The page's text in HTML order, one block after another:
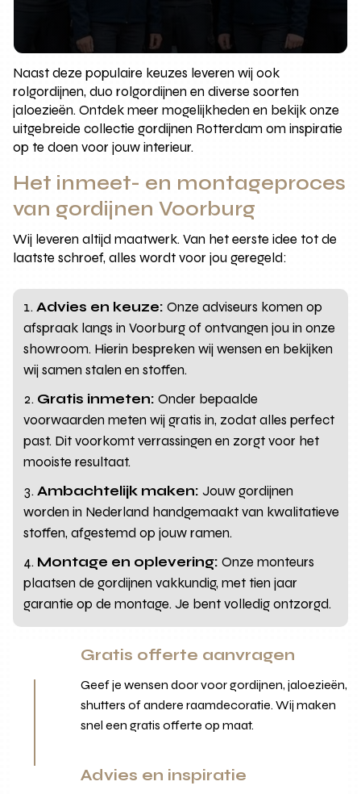
Naast deze populaire keuzes leveren wij ook
rolgordijnen, duo rolgordijnen en diverse soorten
jaloezieën. Ontdek meer mogelijkheden en bekijk onze
uitgebreide collectie gordijnen Rotterdam om inspiratie
op te doen voor jouw interieur.
Het inmeet- en montageproces
van gordijnen Voorburg
Wij leveren altijd maatwerk. Van het eerste idee tot de
laatste schroef, alles wordt voor jou geregeld:
Advies en keuze: Onze adviseurs komen op
afspraak langs in Voorburg of ontvangen jou in onze
showroom. Hierin bespreken wij wensen en bekijken
wij samen stalen en stoffen.
Gratis inmeten: Onder bepaalde
voorwaarden meten wij gratis in, zodat alles perfect
past. Dit voorkomt verrassingen en zorgt voor het
mooiste resultaat.
Ambachtelijk maken: Jouw gordijnen
worden in Nederland handgemaakt van kwalitatieve
stoffen, afgestemd op jouw ramen.
Montage en oplevering: Onze monteurs
plaatsen de gordijnen vakkundig, met tien jaar
garantie op de montage. Je bent volledig ontzorgd.
Gratis offerte aanvragen
Geef je wensen door voor gordijnen, jaloezieën,
shutters of andere raamdecoratie. Wij maken
snel een gratis offerte op maat.
Advies en inspiratie